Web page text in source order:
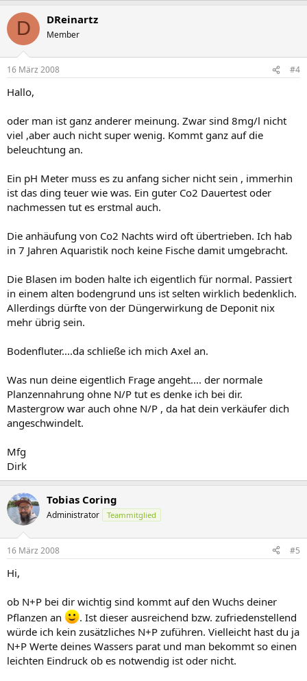
D DReinartz
Member
16 März 2008 #4
Hallo,
oder man ist ganz anderer meinung. Zwar sind 8mg/l nicht
viel ,aber auch nicht super wenig. Kommt ganz auf die
beleuchtung an.
Ein pH Meter muss es zu anfang sicher nicht sein , immerhin
ist das ding teuer wie was. Ein guter Co2 Dauertest oder
nachmessen tut es erstmal auch.
Die anhäufung von Co2 Nachts wird oft übertrieben. Ich hab
in 7 Jahren Aquaristik noch keine Fische damit umgebracht.
Die Blasen im boden halte ich eigentlich für normal. Passiert
in einem alten bodengrund uns ist selten wirklich bedenklich.
Allerdings dürfte von der Düngerwirkung de Deponit nix
mehr übrig sein.
Bodenfluter....da schließe ich mich Axel an.
Was nun deine eigentlich Frage angeht.... der normale
Planzennahrung ohne N/P tut es denke ich bei dir.
Mastergrow war auch ohne N/P , da hat dein verkäufer dich
angeschwindelt.
Mfg
Dirk
Tobias Coring
Administrator Teammitglied
16 März 2008 #5
Hi,
ob N+P bei dir wichtig sind kommt auf den Wuchs deiner
Pflanzen an
. Ist dieser ausreichend bzw. zufriedenstellend
würde ich kein zusätzliches N+P zuführen. Vielleicht hast du ja
N+P Werte deines Wassers parat und man bekommt so einen
leichten Eindruck ob es notwendig ist oder nicht.